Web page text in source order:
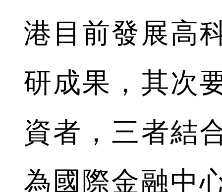
港目前發展高
研成果，其次
資者，三者結
為國際金融中